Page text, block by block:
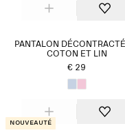
PANTALON
COTON ET LIN
€ 29
Nouveauté